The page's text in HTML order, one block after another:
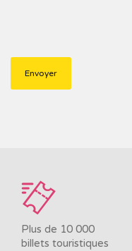
Plus de 10 000
billets touristiques